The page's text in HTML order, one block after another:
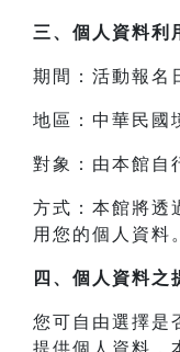
三、 個人資料利
期間：活動報名
地區：中華民國
對象：由本館自
方式：本館將透
用您的個人資料
四、 個人資料之
您可自由選擇是